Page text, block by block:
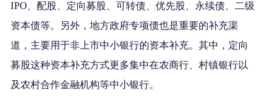
IPO、配股、定向募股、可转债、优先股、永续债、二级
资本债等。另外，地方政府专项债也是重要的补充渠
道，主要用于非上市中小银行的资本补充。其中，定向
募股这种资本补充方式更多集中在农商行、村镇银行以
及农村合作金融机构等中小银行。